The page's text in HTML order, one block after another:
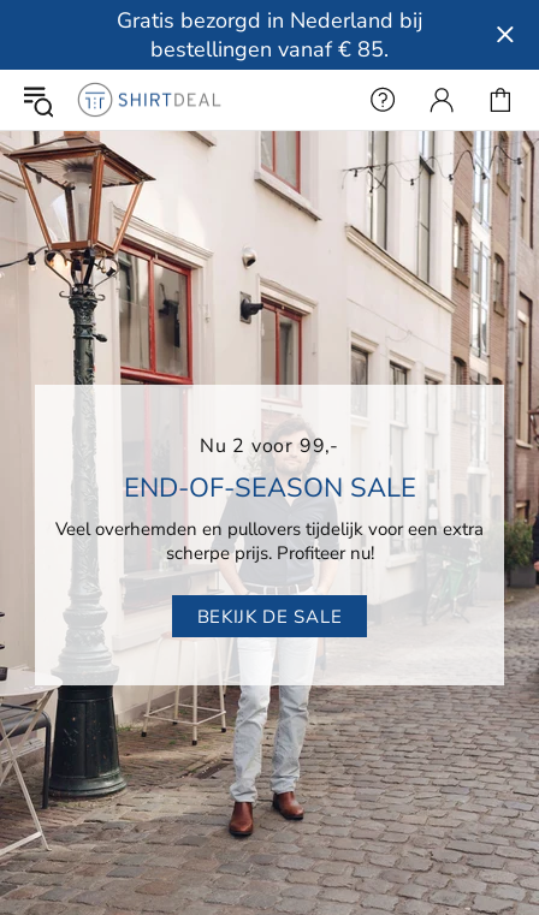
Gratis bezorgd in Nederland bij
bestellingen vanaf € 85.
Nu 2 voor 99,-
END-OF-SEASON SALE
Veel overhemden en pullovers tijdelijk voor een extra
scherpe prijs. Profiteer nu!
BEKIJK DE SALE